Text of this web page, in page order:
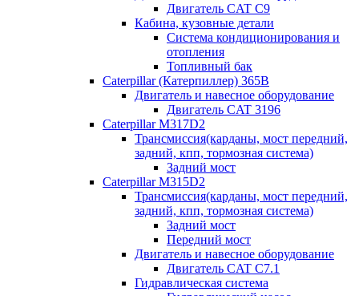
Двигатель CAT C9
Кабина, кузовные детали
Система кондиционирования и
отопления
Топливный бак
Caterpillar (Катерпиллер) 365B
Двигатель и навесное оборудование
Двигатель CAT 3196
Caterpillar M317D2
Трансмиссия(карданы, мост передний,
задний, кпп, тормозная система)
Задний мост
Caterpillar M315D2
Трансмиссия(карданы, мост передний,
задний, кпп, тормозная система)
Задний мост
Передний мост
Двигатель и навесное оборудование
Двигатель CAT C7.1
Гидравлическая система